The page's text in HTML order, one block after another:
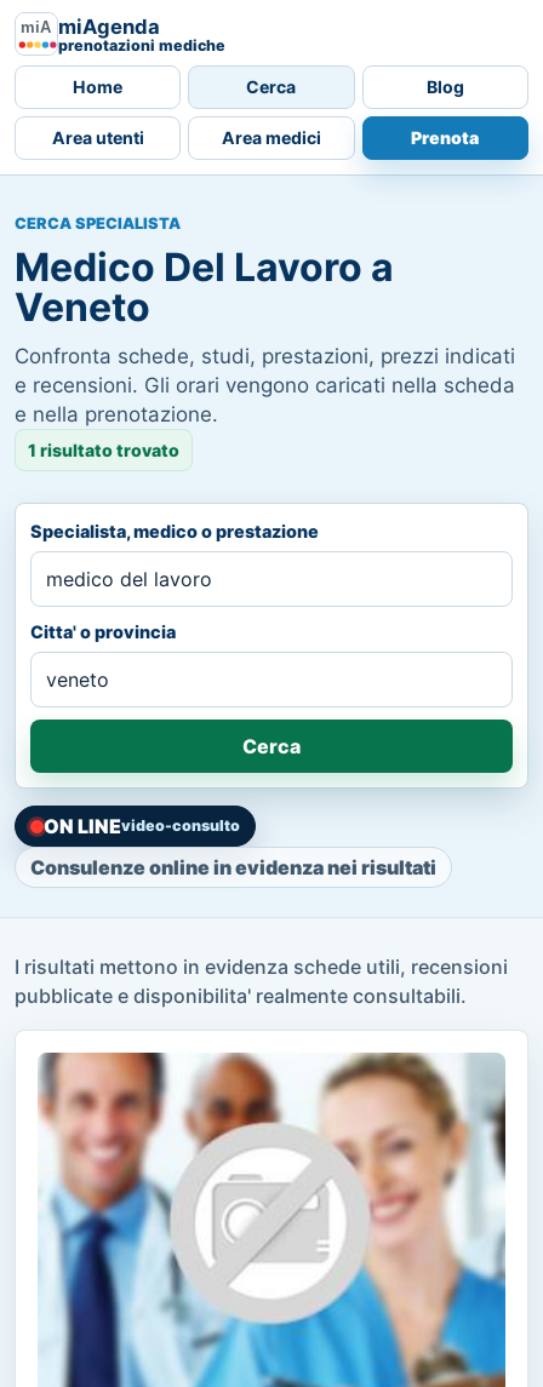
miAgenda
prenotazioni mediche
Home Cerca Blog
Area utenti Area medici Prenota
CERCA SPECIALISTA
Medico Del Lavoro a
Veneto
Confronta schede, studi, prestazioni, prezzi indicati
e recensioni. Gli orari vengono caricati nella scheda
e nella prenotazione.
1 risultato trovato
Specialista, medico o prestazione
Citta' o provincia
Cerca
ON LINEvideo-consulto
Consulenze online in evidenza nei risultati
I risultati mettono in evidenza schede utili, recensioni
pubblicate e disponibilita' realmente consultabili.